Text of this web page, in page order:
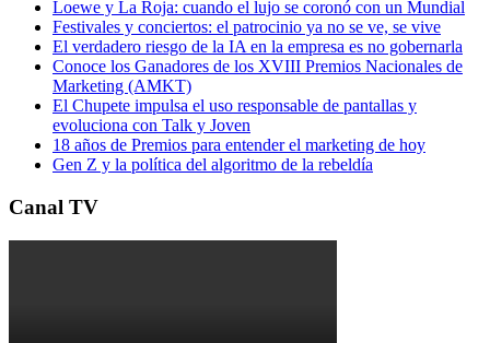
Loewe y La Roja: cuando el lujo se coronó con un Mundial
Festivales y conciertos: el patrocinio ya no se ve, se vive
El verdadero riesgo de la IA en la empresa es no gobernarla
Conoce los Ganadores de los XVIII Premios Nacionales de
Marketing (AMKT)
El Chupete impulsa el uso responsable de pantallas y
evoluciona con Talk y Joven
18 años de Premios para entender el marketing de hoy
Gen Z y la política del algoritmo de la rebeldía
Canal TV